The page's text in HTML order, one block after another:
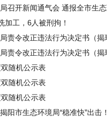
召开新闻通气会 通报全市生
加工，6人被刑拘！
责令改正违法行为决定书（揭
责令改正违法行为决定书（揭
随机公示表
随机公示表
随机公示表
阳市生态环境局“稳准快”出击！